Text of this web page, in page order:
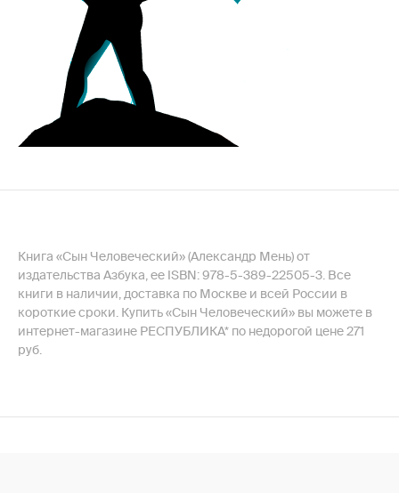
Книга «Сын Человеческий» (Александр Мень) от
издательства Азбука, ее ISBN: 978-5-389-22505-3. Все
книги в наличии, доставка по Москве и всей России в
короткие сроки. Купить «Сын Человеческий» вы можете в
интернет-магазине РЕСПУБЛИКА* по недорогой цене 271
руб.